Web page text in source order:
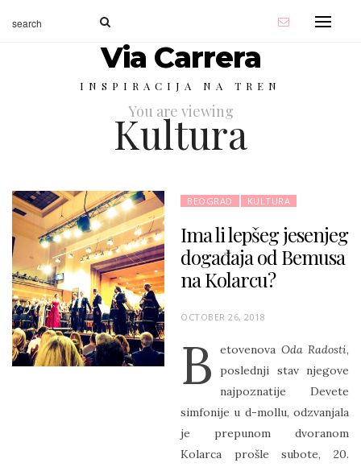
Via Carrera
INSPIRACIJA NA TREN
You are viewing
Kultura
BEOGRAD KULTURA
Ima li lepšeg jesenjeg
događaja od Bemusa
na Kolarcu?
P
T
O
OCTOBER 26, 2018
B etovenova Oda Radosti,
poslednji stav njegove
najpoznatije Devete
simfonije u d-mollu, odzvanjala
je prepunom dvoranom
Kolarca prošle subote, 20.